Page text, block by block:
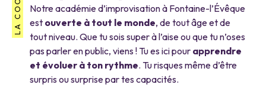
Notre académie d’improvisation à Fontaine-l’Évêque
est ouverte à tout le monde, de tout âge et de
tout niveau. Que tu sois super à l’aise ou que tu n’oses
pas parler en public, viens ! Tu es ici pour apprendre
et évoluer à ton rythme. Tu risques même d’être
surpris ou surprise par tes capacités.